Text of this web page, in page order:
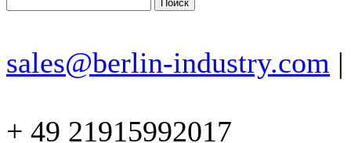
sales@berlin-industry.com |
+ 49 21915992017